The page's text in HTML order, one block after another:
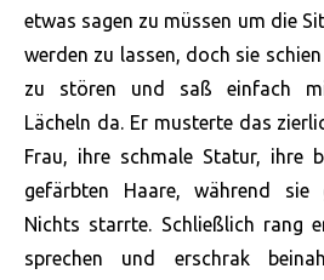
etwas sagen zu müssen um die
werden zu lassen, doch sie
zu stören und saß einfach
Lächeln da. Er musterte das
Frau, ihre schmale Statur, ihre
gefärbten Haare, während sie
Nichts starrte. Schließlich rang
sprechen und erschrak